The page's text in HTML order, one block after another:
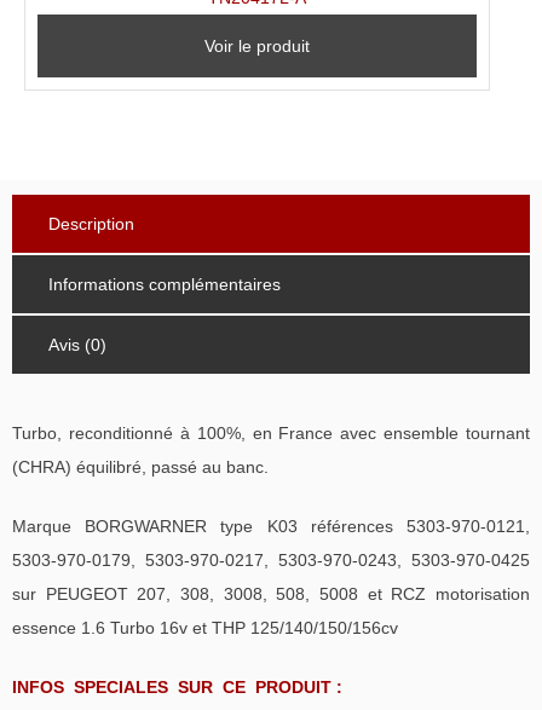
Voir le produit
Description
Informations complémentaires
Avis (0)
Turbo, reconditionné à 100%, en France avec ensemble tournant
(CHRA) équilibré, passé au banc.
Marque BORGWARNER type K03 références 5303-970-0121,
5303-970-0179, 5303-970-0217, 5303-970-0243, 5303-970-0425
sur PEUGEOT 207, 308, 3008, 508, 5008 et RCZ motorisation
essence 1.6 Turbo 16v et THP 125/140/150/156cv
INFOS SPECIALES SUR CE PRODUIT :